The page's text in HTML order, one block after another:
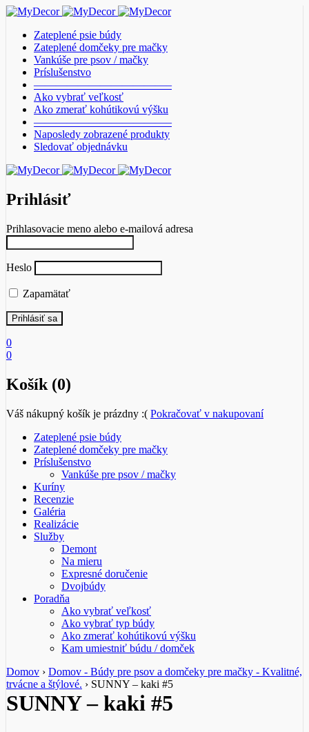
Zateplené psie búdy
Zateplené domčeky pre mačky
Vankúše pre psov / mačky
Príslušenstvo
————————————–
Ako vybrať veľkosť
Ako zmerať kohútikovú výšku
————————————–
Naposledy zobrazené produkty
Sledovať objednávku
Prihlásiť
Prihlasovacie meno alebo e-mailová adresa
Heslo
Zapamätať
0
0
Košík (0)
Váš nákupný košík je prázdny :( Pokračovať v nakupovaní
Zateplené psie búdy
Zateplené domčeky pre mačky
Príslušenstvo
Vankúše pre psov / mačky
Kuríny
Recenzie
Galéria
Realizácie
Služby
Demont
Na mieru
Expresné doručenie
Dvojbúdy
Poradňa
Ako vybrať veľkosť
Ako vybrať typ búdy
Ako zmerať kohútikovú výšku
Kam umiestniť búdu / domček
Domov › Domov - Búdy pre psov a domčeky pre mačky - Kvalitné,
trvácne a štýlové. › SUNNY – kaki #5
SUNNY – kaki #5